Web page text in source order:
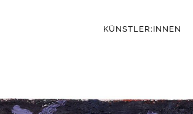
KÜNSTLER:INNEN